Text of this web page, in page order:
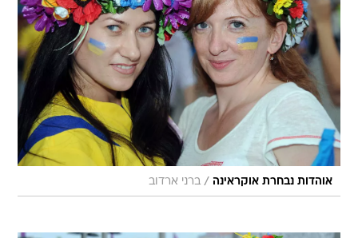
אוהדות נבחרת אוקראינה / ברני ארדוב